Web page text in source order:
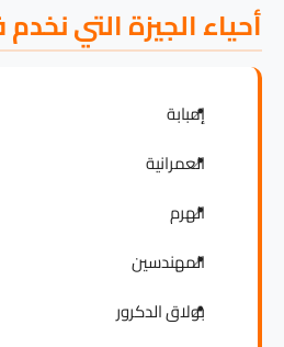
أحياء الجيزة التي
إمبابة
العمرانية
الهرم
المهندسين
بولاق الدكرور